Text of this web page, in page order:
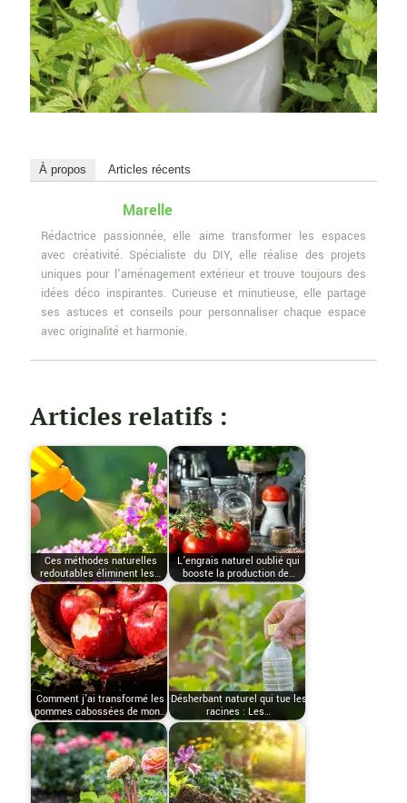
À propos Articles récents
Marelle
Rédactrice passionnée, elle aime transformer les espaces
avec créativité. Spécialiste du DIY, elle réalise des projets
uniques pour l'aménagement extérieur et trouve toujours des
idées déco inspirantes. Curieuse et minutieuse, elle partage
ses astuces et conseils pour personnaliser chaque espace
avec originalité et harmonie.
Articles relatifs :
Ces méthodes naturelles
redoutables éliminent les…
L’engrais naturel oublié qui
booste la production de…
Comment j’ai transformé les
pommes cabossées de mon…
Désherbant naturel qui tue les
racines : Les…